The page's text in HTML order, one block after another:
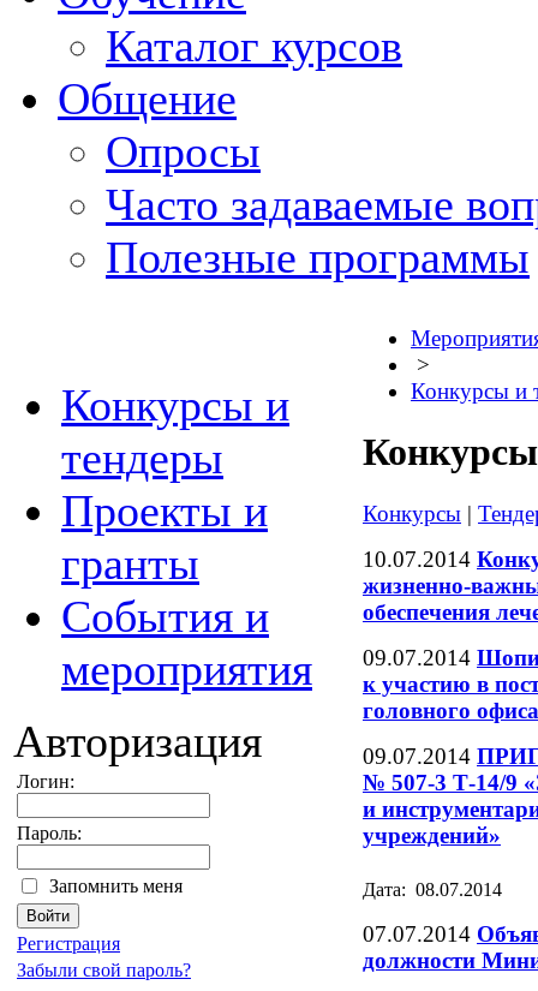
Каталог курсов
Общение
Опросы
Часто задаваемые
Полезные программы
Конкурсы и
тендеры
Проекты и
гранты
События и
мероприятия
Авторизация
Логин:
Пароль:
Запомнить меня
Регистрация
Забыли свой пароль?
>
Конкурсы и
Конкурсы |
10.07.2014
жизненно-
обеспечения
09.07.2014
к участию в
головного
09.07.2014
№ 507-3 Т-14/9
и
учреждений»
Дата: 08.07.2014
07.07.2014
должности